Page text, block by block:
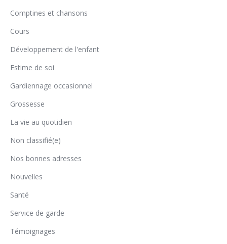
Comptines et chansons
Cours
Développement de l'enfant
Estime de soi
Gardiennage occasionnel
Grossesse
La vie au quotidien
Non classifié(e)
Nos bonnes adresses
Nouvelles
Santé
Service de garde
Témoignages